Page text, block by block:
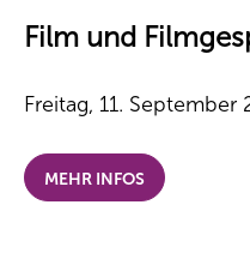
Film und
Freitag, 11.
MEHR INFOS